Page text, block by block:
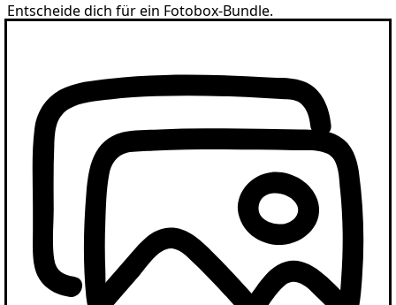
Entscheide dich für ein Fotobox-Bundle.